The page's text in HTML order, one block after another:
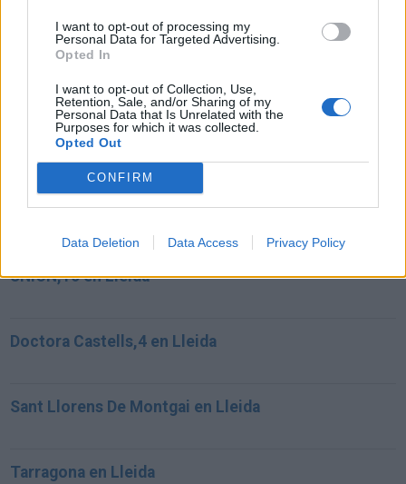
I want to opt-out of processing my
Personal Data for Targeted Advertising.
Opted In
I want to opt-out of Collection, Use,
Retention, Sale, and/or Sharing of my
Personal Data that Is Unrelated with the
Purposes for which it was collected.
Opted Out
CONFIRM
Data Deletion Data Access Privacy Policy
Violant D'hongria en Lleida
Avenida Valencia en Lleida
Artur Vives,1 en Lleida
UNION,16 en Lleida
Doctora Castells,4 en Lleida
Sant Llorens De Montgai en Lleida
Tarragona en Lleida